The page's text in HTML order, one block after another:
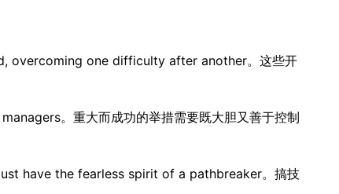
overcoming one difficulty after another。这些开
。重大而成功的举措需要既大胆又善于控制
have the fearless spirit of a pathbreaker。搞技